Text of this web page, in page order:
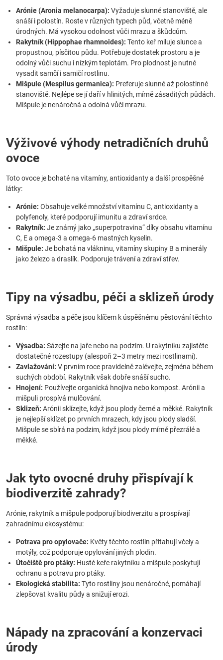
Arónie (Aronia melanocarpa): Vyžaduje slunné stanoviště, ale
snáší i polostín. Roste v různých typech půd, včetně méně
úrodných. Má vysokou odolnost vůči mrazu a škůdcům.
Rakytník (Hippophae rhamnoides): Tento keř miluje slunce a
propustnou, písčitou půdu. Potřebuje dostatek prostoru a je
odolný vůči suchu i nízkým teplotám. Pro plodnost je nutné
vysadit samčí i samičí rostlinu.
Mišpule (Mespilus germanica): Preferuje slunné až polostinné
stanoviště. Nejlépe se jí daří v hlinitých, mírně zásaditých půdách.
Mišpule je nenáročná a odolná vůči mrazu.
Výživové výhody netradičních druhů
ovoce
Toto ovoce je bohaté na vitamíny, antioxidanty a další prospěšné
látky:
Arónie: Obsahuje velké množství vitamínu C, antioxidanty a
polyfenoly, které podporují imunitu a zdraví srdce.
Rakytník: Je známý jako „superpotravina“ díky obsahu vitamínu
C, E a omega-3 a omega-6 mastných kyselin.
Mišpule: Je bohatá na vlákninu, vitamíny skupiny B a minerály
jako železo a draslík. Podporuje trávení a zdraví střev.
Tipy na výsadbu, péči a sklizeň úrody
Správná výsadba a péče jsou klíčem k úspěšnému pěstování těchto
rostlin:
Výsadba: Sázejte na jaře nebo na podzim. U rakytníku zajistěte
dostatečné rozestupy (alespoň 2–3 metry mezi rostlinami).
Zavlažování: V prvním roce pravidelně zalévejte, zejména během
suchých období. Rakytník však dobře snáší sucho.
Hnojení: Používejte organická hnojiva nebo kompost. Arónii a
mišpuli prospívá mulčování.
Sklizeň: Arónii sklízejte, když jsou plody černé a měkké. Rakytník
je nejlepší sklízet po prvních mrazech, kdy jsou plody sladší.
Mišpule se sbírá na podzim, když jsou plody mírně přezrálé a
měkké.
Jak tyto ovocné druhy přispívají k
biodiverzitě zahrady?
Arónie, rakytník a mišpule podporují biodiverzitu a prospívají
zahradnímu ekosystému:
Potrava pro opylovače: Květy těchto rostlin přitahují včely a
motýly, což podporuje opylování jiných plodin.
Útočiště pro ptáky: Husté keře rakytníku a mišpule poskytují
ochranu a potravu pro ptáky.
Ekologická stabilita: Tyto rostliny jsou nenáročné, pomáhají
zlepšovat kvalitu půdy a snižují erozi.
Nápady na zpracování a konzervaci
úrody